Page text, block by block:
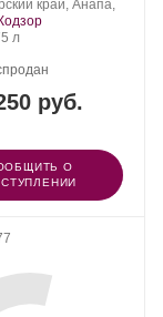
край, Анапа,
л
руб.
О